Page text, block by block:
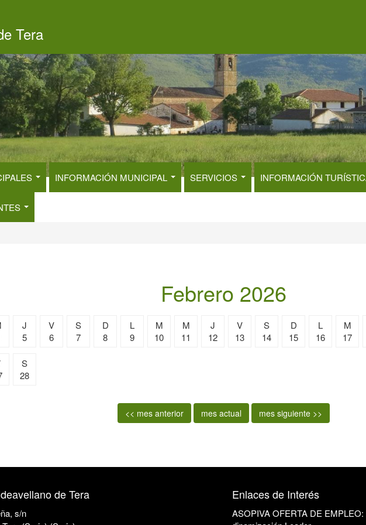
Tera
INFORMACIÓN MUNICIPAL SERVICIOS INFORMACIÓN
Febrero 2026
J
5
V
6
S
7
D
8
L
9
M
10
M
11
J
12
V
13
S
14
D
15
L
16
M
17
S
28
<< mes anterior mes actual mes siguiente >>
de Tera
s/n
Enlaces de Interés
ASOPIVA OFERTA DE EMPLEO: